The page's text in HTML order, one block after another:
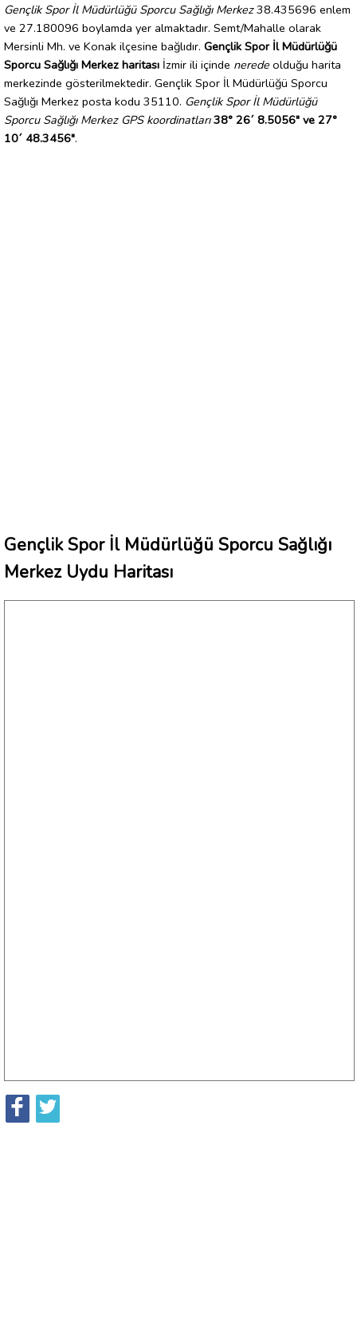
Gençlik Spor İl Müdürlüğü Sporcu Sağlığı Merkez38.435696 enlem
ve 27.180096 boylamda yer almaktadır. Semt/Mahalle olarak
Mersinli Mh. ve Konak ilçesine bağlıdır. Gençlik Spor İl Müdürlüğü
Sporcu Sağlığı Merkez haritası İzmir ili içinde nerede olduğu harita
merkezinde gösterilmektedir. Gençlik Spor İl Müdürlüğü Sporcu
Sağlığı Merkez posta kodu 35110. Gençlik Spor İl Müdürlüğü
Sporcu Sağlığı Merkez GPS koordinatları 38° 26´ 8.5056" ve 27°
10´ 48.3456".
Gençlik Spor İl Müdürlüğü Sporcu Sağlığı
Merkez Uydu Haritası